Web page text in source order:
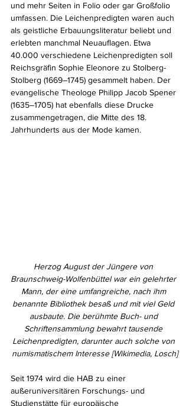
und mehr Seiten in Folio oder gar Großfolio
umfassen. Die Leichenpredigten waren auch
als geistliche Erbauungsliteratur beliebt und
erlebten manchmal Neuauflagen. Etwa
40.000 verschiedene Leichenpredigten soll
Reichsgräfin Sophie Eleonore zu Stolberg-
Stolberg (1669–1745) gesammelt haben. Der
evangelische Theologe Philipp Jacob Spener
(1635–1705) hat ebenfalls diese Drucke
zusammengetragen, die Mitte des 18.
Jahrhunderts aus der Mode kamen.
Herzog August der Jüngere von
Braunschweig-Wolfenbüttel war ein gelehrter
Mann, der eine umfangreiche, nach ihm
benannte Bibliothek besaß und mit viel Geld
ausbaute. Die berühmte Buch- und
Schriftensammlung bewahrt tausende
Leichenpredigten, darunter auch solche von
numismatischem Interesse [Wikimedia, Losch]
Seit 1974 wird die HAB zu einer
außeruniversitären Forschungs- und
Studienstätte für europäische